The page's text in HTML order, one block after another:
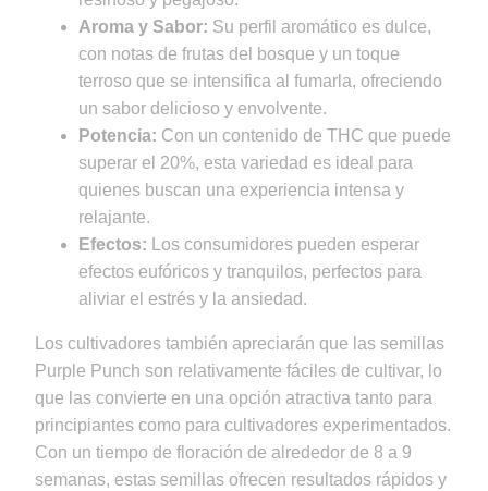
Aroma y Sabor: Su perfil aromático es dulce,
con notas de frutas del bosque y un toque
terroso que se intensifica al fumarla, ofreciendo
un sabor delicioso y envolvente.
Potencia: Con un contenido de THC que puede
superar el 20%, esta variedad es ideal para
quienes buscan una experiencia intensa y
relajante.
Efectos: Los consumidores pueden esperar
efectos eufóricos y tranquilos, perfectos para
aliviar el estrés y la ansiedad.
Los cultivadores también apreciarán que las semillas
Purple Punch son relativamente fáciles de cultivar, lo
que las convierte en una opción atractiva tanto para
principiantes como para cultivadores experimentados.
Con un tiempo de floración de alrededor de 8 a 9
semanas, estas semillas ofrecen resultados rápidos y